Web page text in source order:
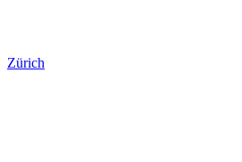
Zürich